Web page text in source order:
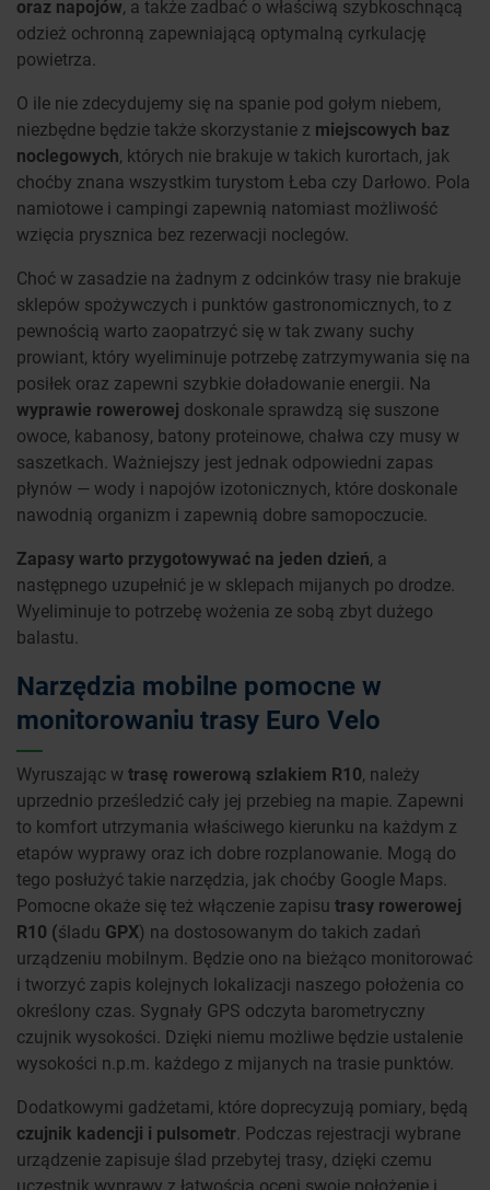
oraz napojów, a także zadbać o właściwą szybkoschnącą
odzież ochronną zapewniającą optymalną cyrkulację
powietrza.
O ile nie zdecydujemy się na spanie pod gołym niebem,
niezbędne będzie także skorzystanie z miejscowych baz
noclegowych, których nie brakuje w takich kurortach, jak
choćby znana wszystkim turystom Łeba czy Darłowo. Pola
namiotowe i campingi zapewnią natomiast możliwość
wzięcia prysznica bez rezerwacji noclegów.
Choć w zasadzie na żadnym z odcinków trasy nie brakuje
sklepów spożywczych i punktów gastronomicznych, to z
pewnością warto zaopatrzyć się w tak zwany suchy
prowiant, który wyeliminuje potrzebę zatrzymywania się na
posiłek oraz zapewni szybkie doładowanie energii. Na
wyprawie rowerowej doskonale sprawdzą się suszone
owoce, kabanosy, batony proteinowe, chałwa czy musy w
saszetkach. Ważniejszy jest jednak odpowiedni zapas
płynów — wody i napojów izotonicznych, które doskonale
nawodnią organizm i zapewnią dobre samopoczucie.
Zapasy warto przygotowywać na jeden dzień, a
następnego uzupełnić je w sklepach mijanych po drodze.
Wyeliminuje to potrzebę wożenia ze sobą zbyt dużego
balastu.
Narzędzia mobilne pomocne w
monitorowaniu trasy Euro Velo
Wyruszając wtrasę rowerową szlakiem R10, należy
uprzednio prześledzić cały jej przebieg na mapie. Zapewni
to komfort utrzymania właściwego kierunku na każdym z
etapów wyprawy oraz ich dobre rozplanowanie. Mogą do
tego posłużyć takie narzędzia, jak choćby Google Maps.
Pomocne okaże się też włączenie zapisu trasy rowerowej
R10 (śladu GPX) na dostosowanym do takich zadań
urządzeniu mobilnym. Będzie ono na bieżąco monitorować
i tworzyć zapis kolejnych lokalizacji naszego położenia co
określony czas. Sygnały GPS odczyta barometryczny
czujnik wysokości. Dzięki niemu możliwe będzie ustalenie
wysokości n.p.m. każdego z mijanych na trasie punktów.
Dodatkowymi gadżetami, które doprecyzują pomiary, będą
czujnik kadencji i pulsometr. Podczas rejestracji wybrane
urządzenie zapisuje ślad przebytej trasy, dzięki czemu
uczestnik wyprawy z łatwością oceni swoje położenie i